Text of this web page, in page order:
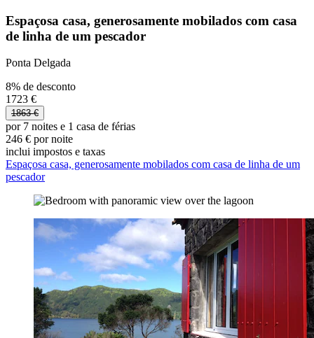
Espaçosa casa, generosamente mobilados com casa
de linha de um pescador
Ponta Delgada
8% de desconto
1723 €
1863 €
por 7 noites e 1 casa de férias
246 € por noite
inclui impostos e taxas
Espaçosa casa, generosamente mobilados com casa de linha de um
pescador